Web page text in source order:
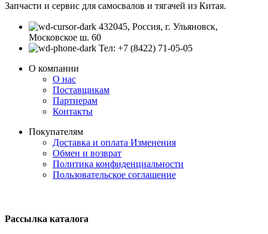
Запчасти и сервис для самосвалов и тягачей из Китая.
432045, Россия, г. Ульяновск,
Московское ш. 60
Тел: +7 (8422) 71-05-05
О компании
О нас
Поставщикам
Партнерам
Контакты
Покупателям
Доставка и оплата Изменения
Обмен и возврат
Политика конфиденциальности
Пользовательское соглашение
Рассылка каталога